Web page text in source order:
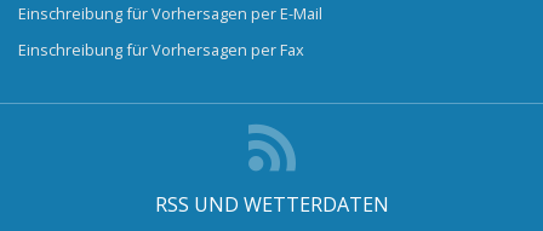
Einschreibung für Vorhersagen per E-Mail
Einschreibung für Vorhersagen per Fax
RSS UND WETTERDATEN